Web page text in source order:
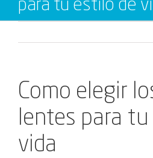
para tu estilo de
Como elegir
lentes para
vida